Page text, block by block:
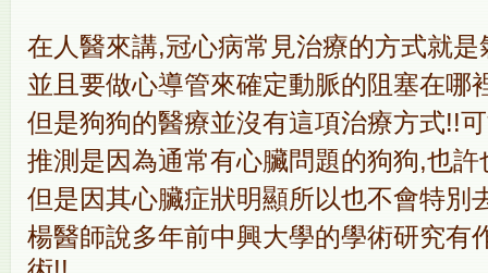
在人醫來講,冠心病常見治療的方式就
並且要做心導管來確定動脈的阻塞在哪
但是狗狗的醫療並沒有這項治療方式!!
推測是因為通常有心臟問題的狗狗,也
但是因其心臟症狀明顯所以也不會特別
楊醫師說多年前中興大學的學術研究有